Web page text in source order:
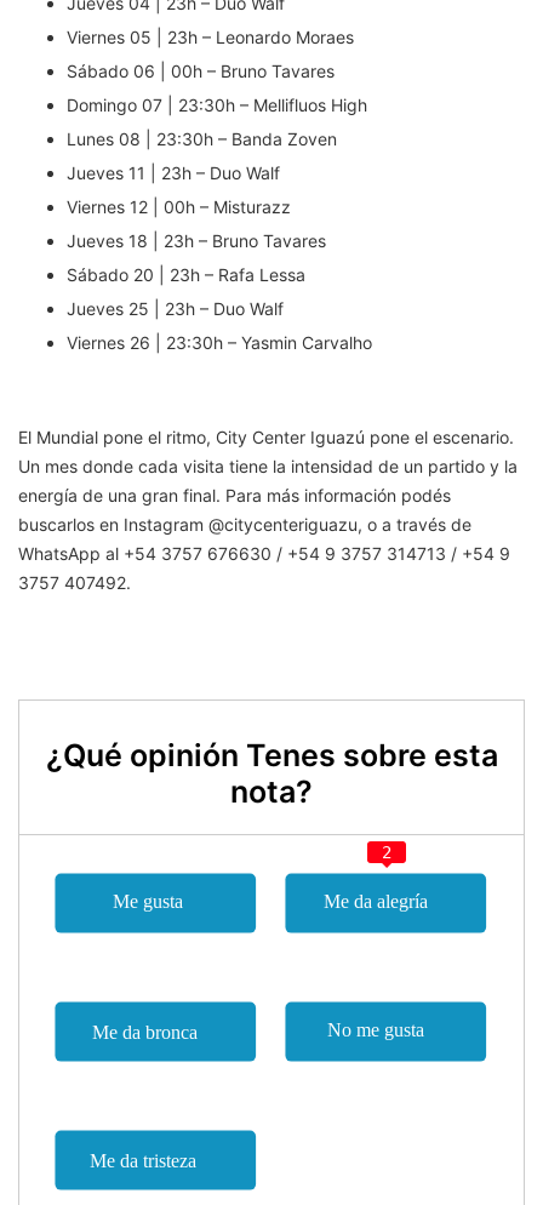
Viernes 05 | 23h – Leonardo Moraes
Sábado 06 | 00h – Bruno Tavares
Domingo 07 | 23:30h – Mellifluos High
Lunes 08 | 23:30h – Banda Zoven
Jueves 11 | 23h – Duo Walf
Viernes 12 | 00h – Misturazz
Jueves 18 | 23h – Bruno Tavares
Sábado 20 | 23h – Rafa Lessa
Jueves 25 | 23h – Duo Walf
Viernes 26 | 23:30h – Yasmin Carvalho
El Mundial pone el ritmo, City Center Iguazú pone el escenario.
Un mes donde cada visita tiene la intensidad de un partido y la
energía de una gran final. Para más información podés
buscarlos en Instagram @citycenteriguazu, o a través de
WhatsApp al +54 3757 676630 / +54 9 3757 314713 / +54 9
3757 407492.
¿Qué opinión Tenes sobre esta
nota?
2